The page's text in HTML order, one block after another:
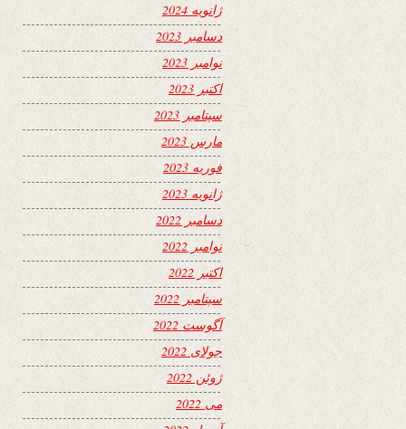
ژانویه 2024
دسامبر 2023
نوامبر 2023
اکتبر 2023
سپتامبر 2023
مارس 2023
فوریه 2023
ژانویه 2023
دسامبر 2022
نوامبر 2022
اکتبر 2022
سپتامبر 2022
آگوست 2022
جولای 2022
ژوئن 2022
می 2022